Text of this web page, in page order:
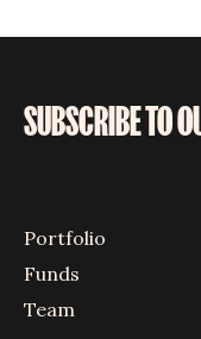
SUBSCRIBE TO
Portfolio
Funds
Team